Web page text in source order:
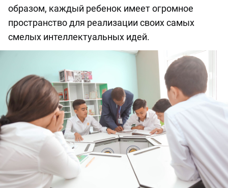
образом, каждый ребенок имеет огромное
пространство для реализации своих самых
смелых интеллектуальных идей.